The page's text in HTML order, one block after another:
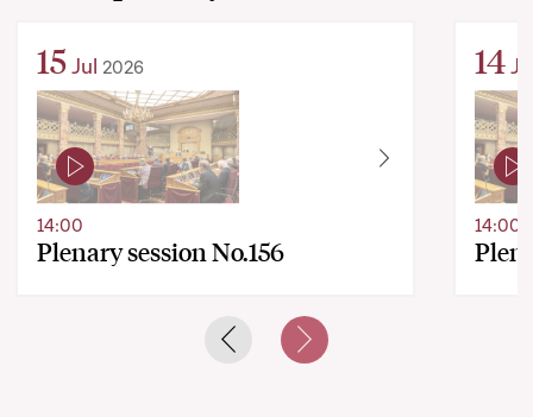
15Jul 2026
Plenary session No.156
14:00
14
14:00
Previous slideNext slide